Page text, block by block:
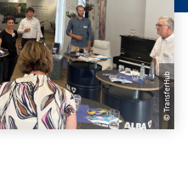
© TransferHub